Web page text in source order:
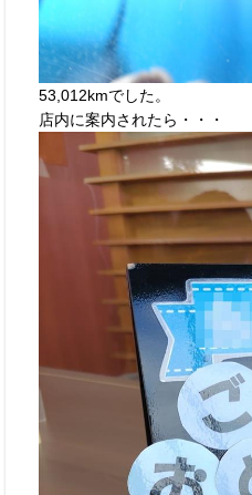
53,012kmでした。
店内に案内されたら・・・